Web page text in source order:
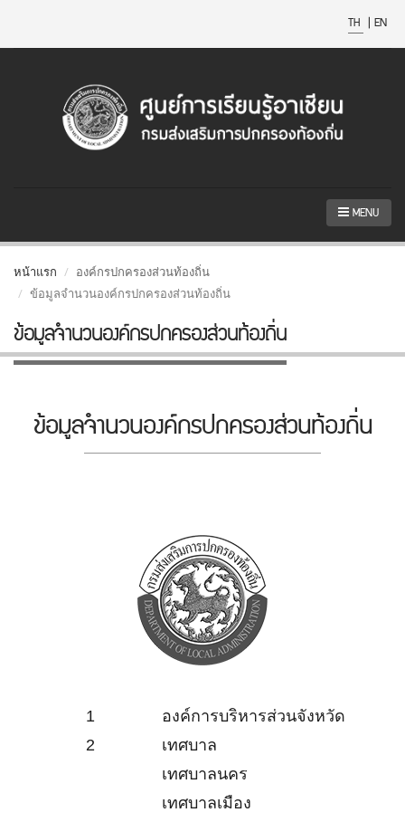
TH | EN
MENU
หน้าแรก
องค์กรปกครองส่วนท้องถิ่น
ข้อมูลจำนวนองค์กรปกครองส่วนท้องถิ่น
ข้อมูลจำนวนองค์กรปกครองส่วนท้องถิ่น
ข้อมูลจำนวนองค์กรปกครองส่วนท้องถิ่น
1
องค์การบริหารส่วนจังหวัด
2
เทศบาล
เทศบาลนคร
เทศบาลเมือง